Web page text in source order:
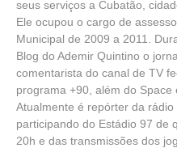
seus serviços a Cubatão,
Ele ocupou o cargo de
Municipal de 2009 a 2011.
Blog do Ademir Quintino o
comentarista do canal de TV
programa +90, além do Space
Atualmente é repórter da rádio
participando do Estádio 97 de
20h e das transmissões dos